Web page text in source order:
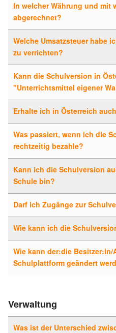
In welcher Währung und mit
abgerechnet?
Welche Umsatzsteuer habe
zu verrichten?
Kann die Schulversion in
"Unterrichtsmittel eigener
Erhalte ich in Österreich
Was passiert, wenn ich die
rechtzeitig bezahle?
Kann ich die Schulversion
Schule bin?
Darf ich Zugänge zur
Wie kann ich die
Wie kann der:die
Schulplattform geändert
Verwaltung
Was ist der Unterschied